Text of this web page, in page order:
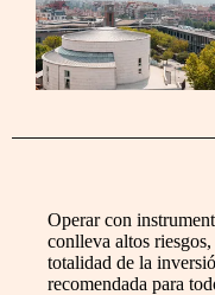
Operar con
conlleva altos
totalidad de la
recomendada para